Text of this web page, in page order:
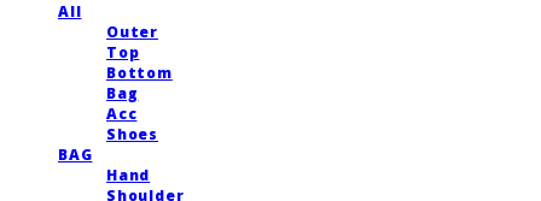
All
Outer
Top
Bottom
Bag
Acc
Shoes
BAG
Hand
Shoulder